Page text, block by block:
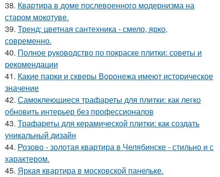
38. Квартира в доме послевоенного модернизма на
старом мокотуве.
39. Тренд: цветная сантехника - смело, ярко,
современно.
40. Полное руководство по покраске плитки: советы и
рекомендации
41. Какие парки и скверы Воронежа имеют историческое
значение
42. Самоклеющиеся трафареты для плитки: как легко
обновить интерьер без профессионалов
43. Трафареты для керамической плитки: как создать
уникальный дизайн
44. Розово - золотая квартира в Челябинске - стильно и с
характером.
45. Яркая квартира в московской панельке.